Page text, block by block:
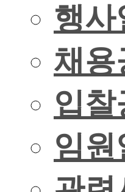
행사
채용
입찰
임원